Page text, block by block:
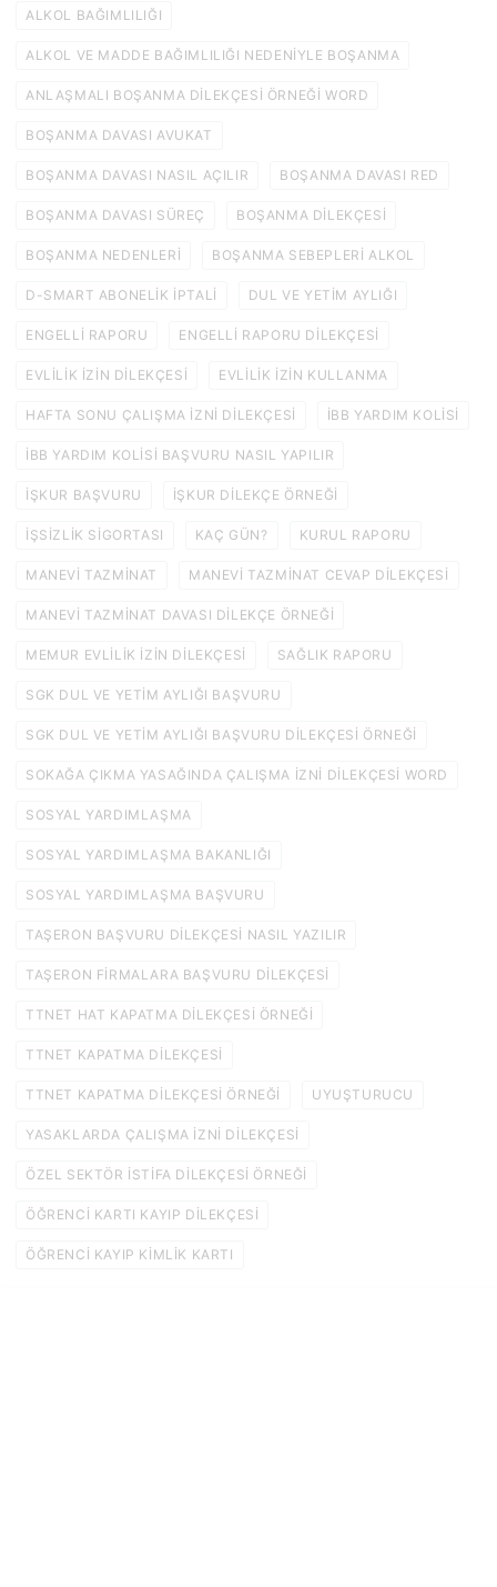
ALKOL BAĞIMLILIĞI
ALKOL VE MADDE BAĞIMLILIĞI NEDENIYLE BOŞANMA
ANLAŞMALI BOŞANMA DILEKÇESI ÖRNEĞI WORD
BOŞANMA DAVASI AVUKAT
BOŞANMA DAVASI NASIL AÇILIR BOŞANMA DAVASI RED
BOŞANMA DAVASI SÜREÇ BOŞANMA DILEKÇESI
BOŞANMA NEDENLERI BOŞANMA SEBEPLERI ALKOL
D-SMART ABONELIK IPTALI DUL VE YETIM AYLIĞI
ENGELLI RAPORU ENGELLI RAPORU DILEKÇESI
EVLILIK IZIN DILEKÇESI EVLILIK IZIN KULLANMA
HAFTA SONU ÇALIŞMA IZNI DILEKÇESI IBB YARDIM KOLISI
IBB YARDIM KOLISI BAŞVURU NASIL YAPILIR
IŞKUR BAŞVURU IŞKUR DILEKÇE ÖRNEĞI
IŞSIZLIK SIGORTASI KAÇ GÜN? KURUL RAPORU
MANEVI TAZMINAT MANEVI TAZMINAT CEVAP DILEKÇESI
MANEVI TAZMINAT DAVASI DILEKÇE ÖRNEĞI
MEMUR EVLILIK IZIN DILEKÇESI SAĞLIK RAPORU
SGK DUL VE YETIM AYLIĞI BAŞVURU
SGK DUL VE YETIM AYLIĞI BAŞVURU DILEKÇESI ÖRNEĞI
SOKAĞA ÇIKMA YASAĞINDA ÇALIŞMA IZNI DILEKÇESI WORD
SOSYAL YARDIMLAŞMA
SOSYAL YARDIMLAŞMA BAKANLIĞI
SOSYAL YARDIMLAŞMA BAŞVURU
TAŞERON BAŞVURU DILEKÇESI NASIL YAZILIR
TAŞERON FIRMALARA BAŞVURU DILEKÇESI
TTNET HAT KAPATMA DILEKÇESI ÖRNEĞI
TTNET KAPATMA DILEKÇESI
TTNET KAPATMA DILEKÇESI ÖRNEĞI UYUŞTURUCU
YASAKLARDA ÇALIŞMA IZNI DILEKÇESI
ÖZEL SEKTÖR ISTIFA DILEKÇESI ÖRNEĞI
ÖĞRENCI KARTI KAYIP DILEKÇESI
ÖĞRENCI KAYIP KIMLIK KARTI